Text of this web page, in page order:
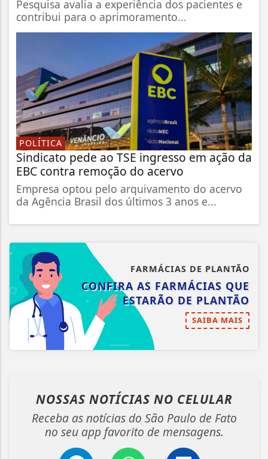
Pesquisa avalia a experiência dos pacientes e
contribui para o aprimoramento...
POLÍTICA
Sindicato pede ao TSE ingresso em ação da
EBC contra remoção do acervo
Empresa optou pelo arquivamento do acervo
da Agência Brasil dos últimos 3 anos e...
FARMÁCIAS DE PLANTÃO
CONFIRA AS FARMÁCIAS QUE
ESTARÃO DE PLANTÃO
SAIBA MAIS
NOSSAS NOTÍCIAS NO CELULAR
Receba as notícias do São Paulo de Fato
no seu app favorito de mensagens.